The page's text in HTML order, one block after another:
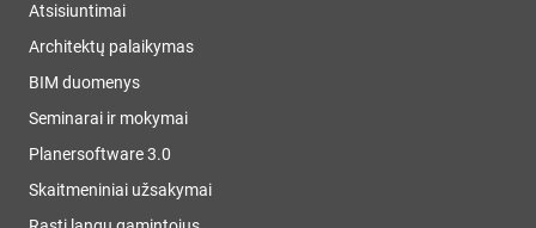
Atsisiuntimai
Architektų palaikymas
BIM duomenys
Seminarai ir mokymai
Planersoftware 3.0
Skaitmeniniai užsakymai